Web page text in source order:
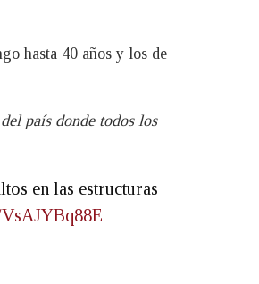
hasta 40 años y los de
país donde todos los
en las estructuras